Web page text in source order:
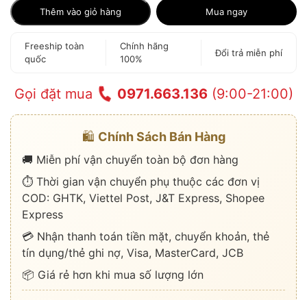
Thêm vào giỏ hàng Mua ngay
Freeship toàn
quốc
Chính hãng
100%
Đổi trả miễn phí
Gọi đặt mua 0971.663.136(9:00-21:00)
🛍️ Chính Sách Bán Hàng
🚚 Miễn phí vận chuyển toàn bộ đơn hàng
⏱️ Thời gian vận chuyển phụ thuộc các đơn vị
COD: GHTK, Viettel Post, J&T Express, Shopee
Express
💳 Nhận thanh toán tiền mặt, chuyển khoản, thẻ
tín dụng/thẻ ghi nợ, Visa, MasterCard, JCB
📦 Giá rẻ hơn khi mua số lượng lớn